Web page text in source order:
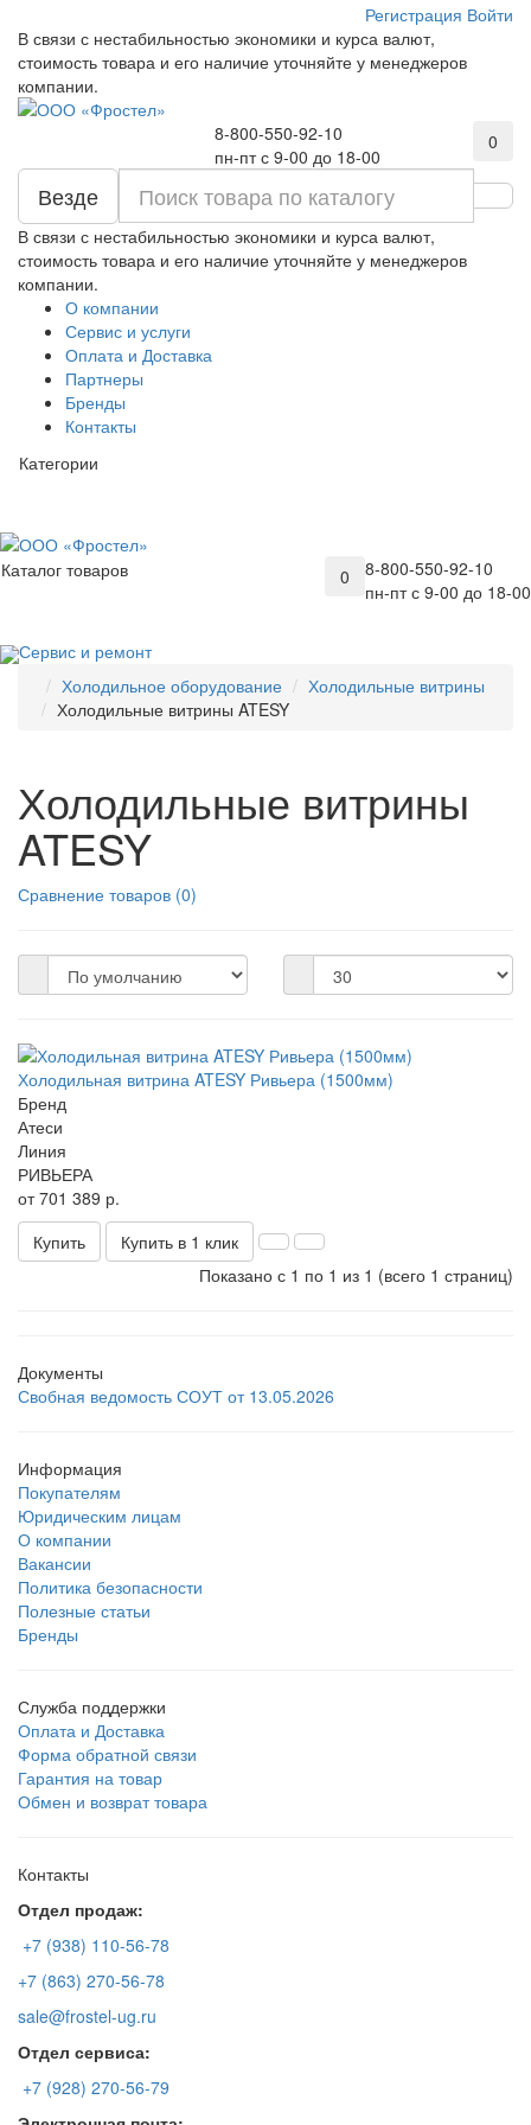
Регистрация Войти
В связи с нестабильностью экономики и курса валют,
стоимость товара и его наличие уточняйте у менеджеров
компании.
8-800-550-92-10
пн-пт с 9-00 до 18-00
0
Везде
В связи с нестабильностью экономики и курса валют,
стоимость товара и его наличие уточняйте у менеджеров
компании.
О компании
Сервис и услуги
Оплата и Доставка
Партнеры
Бренды
Контакты
Категории
8-800-550-92-10
пн-пт с 9-00 до 18-00
0
Каталог товаров
Сервис и ремонт
Холодильное оборудование
Холодильные витрины
Холодильные витрины ATESY
Холодильные витрины
ATESY
Сравнение товаров (0)
Холодильная витрина ATESY Ривьера (1500мм)
Бренд
Атеси
Линия
РИВЬЕРА
от 701 389 р.
Купить
Купить в 1 клик
Показано с 1 по 1 из 1 (всего 1 страниц)
Документы
Свобная ведомость СОУТ от 13.05.2026
Информация
Покупателям
Юридическим лицам
О компании
Вакансии
Политика безопасности
Полезные статьи
Бренды
Служба поддержки
Оплата и Доставка
Форма обратной связи
Гарантия на товар
Обмен и возврат товара
Контакты
Отдел продаж:
+7 (938) 110-56-78
+7 (863) 270-56-78
sale@frostel-ug.ru
Отдел сервиса:
+7 (928) 270-56-79